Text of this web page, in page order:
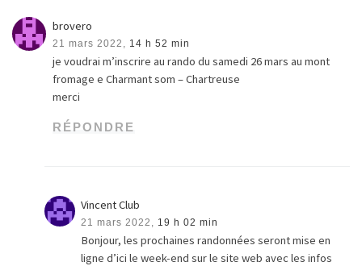
brovero
21 mars 2022, 14 h 52 min
je voudrai m’inscrire au rando du samedi 26 mars au mont
fromage e Charmant som – Chartreuse
merci
RÉPONDRE
Vincent Club
21 mars 2022, 19 h 02 min
Bonjour, les prochaines randonnées seront mise en
ligne d’ici le week-end sur le site web avec les infos